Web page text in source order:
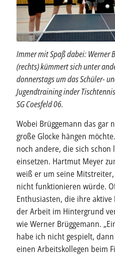
Immer mit Spaß dabei: Werner
(rechts) kümmert sich unter
donnerstags um das Schüler-
Jugendtraining inder
SG Coesfeld 06.
Wobei Brüggemann das gar
große Glocke hängen
noch andere, die sich schon
einsetzen. Hartmut Meyer
weiß er um seine
nicht funktionieren würde.
Enthusiasten, die ihre
der Arbeit im Hintergrund
wie Werner Brüggemann.
habe ich nicht gespielt,
einen Arbeitskollegen beim